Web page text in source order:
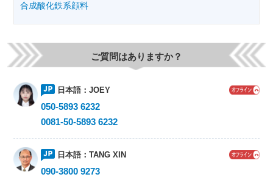
合成酸化鉄系顔料
ご質問はありますか？
日本語： JOEY
050-5893 6232
0081-50-5893 6232
日本語： TANG XIN
090-3800 9273